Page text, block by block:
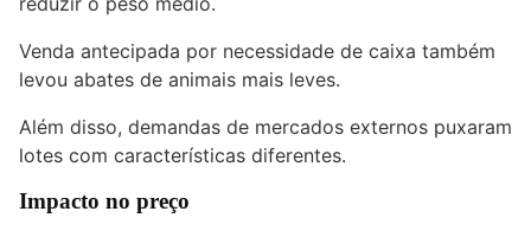
Venda antecipada por necessidade de caixa também
levou abates de animais mais leves.
Além disso, demandas de mercados externos puxaram
lotes com características diferentes.
Impacto no preço